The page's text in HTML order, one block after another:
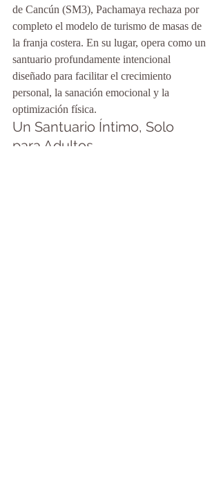
de Cancún (SM3), Pachamaya rechaza por
completo el modelo de turismo de masas de
la franja costera. En su lugar, opera como un
santuario profundamente intencional
diseñado para facilitar el crecimiento
personal, la sanación emocional y la
optimización física.
Un Santuario Íntimo, Solo
para Adultos